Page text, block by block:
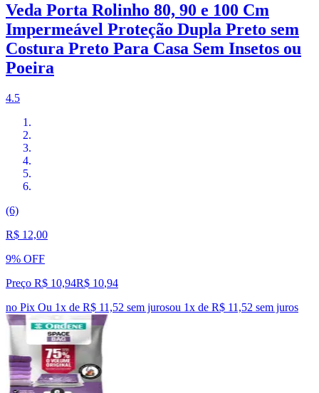
Veda Porta Rolinho 80, 90 e 100 Cm
Impermeável Proteção Dupla Preto sem
Costura Preto Para Casa Sem Insetos ou
Poeira
4.5
(6)
R$ 12,00
9% OFF
Preço R$ 10,94R$ 10,94
no Pix Ou 1x de R$ 11,52 sem jurosou 1x de R$ 11,52 sem juros